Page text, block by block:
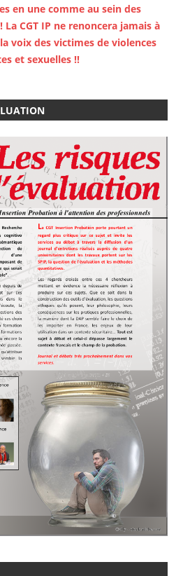
en une comme au sein des
CGT IP ne renoncera jamais à
voix des victimes de violences
et sexuelles !!